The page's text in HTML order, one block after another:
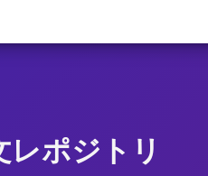
レポジトリ